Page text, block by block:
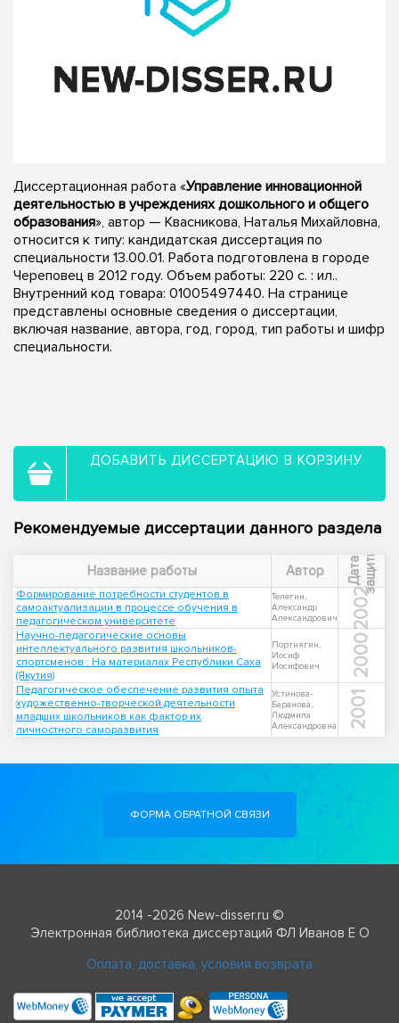
Диссертационная работа «Управление инновационной
деятельностью в учреждениях дошкольного и общего
образования», автор — Квасникова, Наталья Михайловна,
относится к типу: кандидатская диссертация по
специальности 13.00.01. Работа подготовлена в городе
Череповец в 2012 году. Объем работы: 220 с. : ил..
Внутренний код товара: 01005497440. На странице
представлены основные сведения о диссертации,
включая название, автора, год, город, тип работы и шифр
специальности.
ДОБАВИТЬ ДИССЕРТАЦИЮ В КОРЗИНУ
Рекомендуемые диссертации данного раздела
Название работы Автор Д
а
т
а
з
а
щ
и
т ы
Формирование потребности студентов в
самоактуализации в процессе обучения в
педагогическом университете
Телегин,
Александр
Александрович
2002
Научно-педагогические основы
интеллектуального развития школьников-
спортсменов : На материалах Республики Саха
(Якутия)
Портнягин,
Иосиф
Иосифович
2000
Педагогическое обеспечение развития опыта
художественно-творческой деятельности
младших школьников как фактор их
личностного саморазвития
Устинова-
Баранова,
Людмила
Александровна
2001
ФОРМА ОБРАТНОЙ СВЯЗИ
2014 -2026 New-disser.ru ©
Электронная библиотека диссертаций ФЛ Иванов Е О
Оплата, доставка, условия возврата